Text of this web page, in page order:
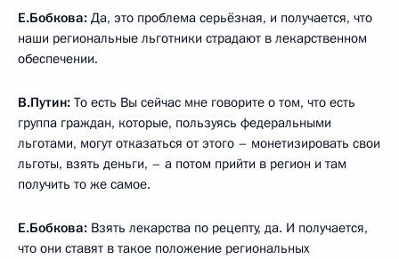
Е.Бобкова: Да, это проблема серьёзная, и получается, что
наши региональные льготники страдают в лекарственном
обеспечении.
В.Путин: То есть Вы сейчас мне говорите о том, что есть
группа граждан, которые, пользуясь федеральными
льготами, могут отказаться от этого – монетизировать свои
льготы, взять деньги, – а потом прийти в регион и там
получить то же самое.
Е.Бобкова: Взять лекарства по рецепту, да. И получается,
что они ставят в такое положение региональных